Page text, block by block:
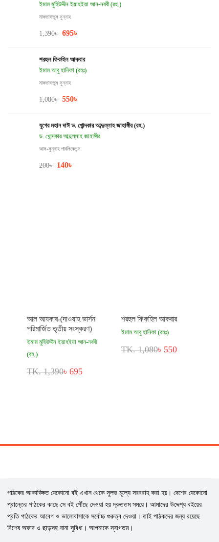
ইমাম মুহিউদ্দীন ইয়াহইয়া আন-নববী (রহ.)
মাকতাবাতুস সুন্নাহ
1,390৳ 695৳
শরহুল ফিকহিল আকবার
ইমাম আবু হানিফা (রহঃ)
মাকতাবাতুস সুন্নাহ
1,080৳ 550৳
যুগের মহান দাঈ ড. খোন্দকার আব্দুল্লাহ জাহাঙ্গীর (রহ.)
ড. খোন্দকার আব্দুল্লাহ জাহাঙ্গীর
আস-সুন্নাহ পাবলিকেশন্স
200৳ 140৳
আল আযকার-(দাওয়াহ ভার্সন
পরিমার্জিত তৃতীয় সংস্করণ)
ইমাম মুহিউদ্দীন ইয়াহইয়া আন-নববী
(রহ.)
TK. 1,390৳ 695
শরহুল ফিকহিল আকবার
ইমাম আবু হানিফা (রহঃ)
TK. 1,080৳ 550
পাঠকের আকাঙ্ক্ষিত যেকোনো বই এখান থেকে সুলভ মূল্যে সরবরাহ করা হয়। দেশের যেকোনো
প্রান্তের পাঠকের কাছে সে বই পৌঁছে দেওয়া হয় দ্রুততম সময়ে। আমাদের উদ্দেশ্য বইয়ের
প্রতি পাঠকের আবেগ ও ভালোবাসাকে সর্বোচ্চ গুরুত্ব দেওয়া। তাই পাঠকদের জন্য রয়েছে
বিশেষ অফার ও ছাড়সহ নানা সুবিধা। আপনাকে স্বাগতম।